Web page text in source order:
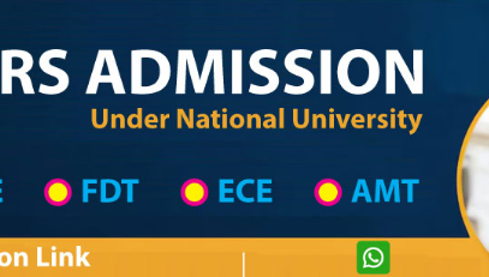
Private University Admission